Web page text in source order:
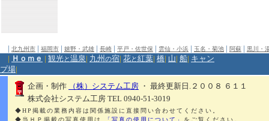
| 北九州市 | 福岡市 | 嬉野・武雄 | 長崎 | 平戸・佐世保 | 雲仙・小浜 | 玉名・菊池 | 阿蘇 | 黒川・
| Ｈｏｍｅ | 観光と温泉| 九州 の宿| 花と紅葉| 橋| 山| 船| キャン
プ場|
企画・制作
（株）システム工房 ・ 最終更新日.２００８ ６１１
株式会社システム工房 TEL 0940-51-3019
◆HP掲載の業務内容は関係施設に直接問い合わせてください。
◆当ＨＰ掲載の写真使用は
「写真の使用について」 をご覧ください。